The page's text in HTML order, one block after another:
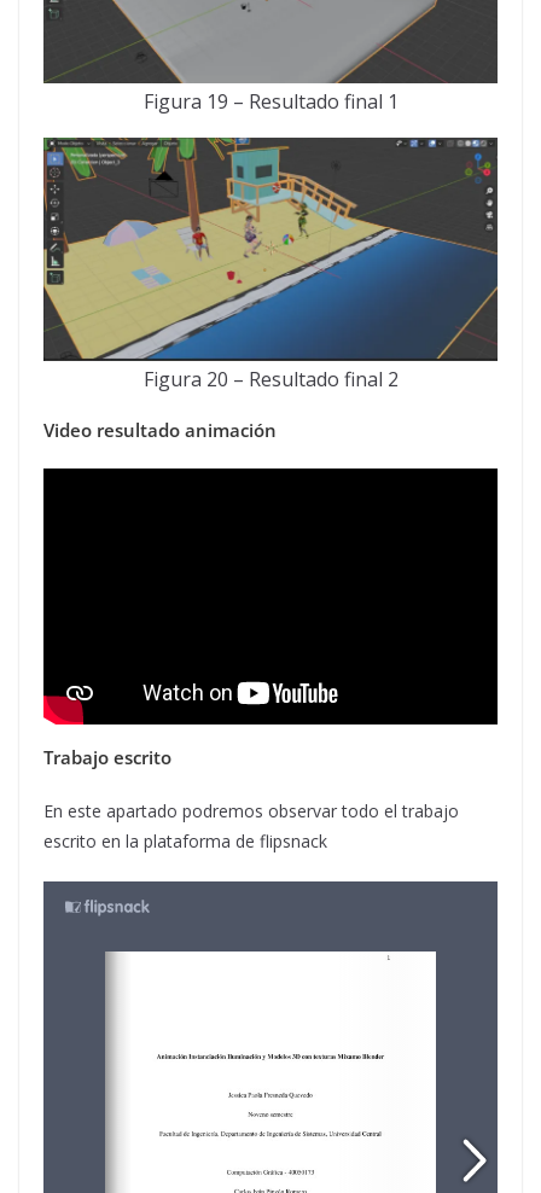
Figura 19 – Resultado final 1
Figura 20 – Resultado final 2
Video resultado animación
Trabajo escrito
En este apartado podremos observar todo el trabajo
escrito en la plataforma de flipsnack